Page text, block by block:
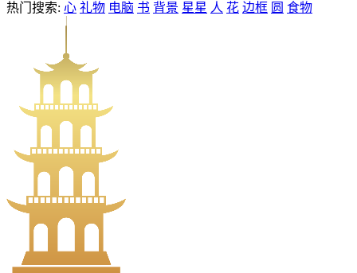
热门搜索: 心 礼物 电脑 书 背景 星星 人 花 边框 圆 食物